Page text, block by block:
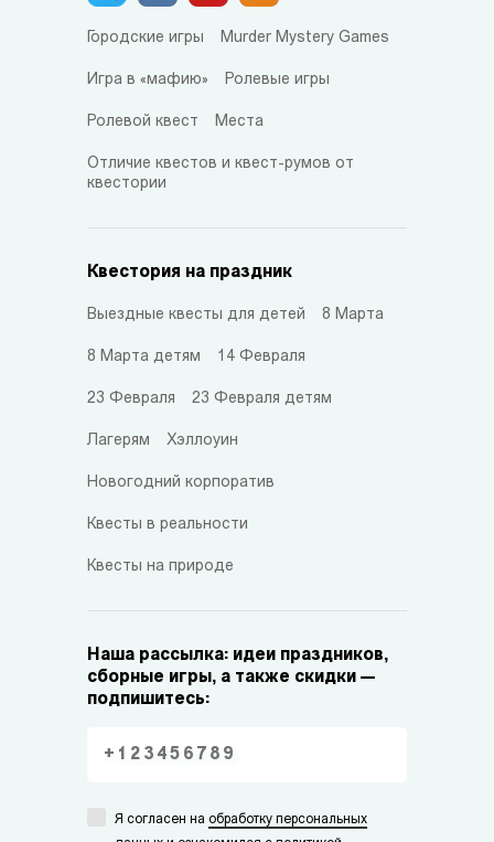
Городские игры Murder Mystery Games
Игра в «мафию» Ролевые игры
Ролевой квест Места
Отличие квестов и квест-румов от
квестории
Квестория на праздник
Выездные квесты для детей 8 Марта
8 Марта детям 14 Февраля
23 Февраля 23 Февраля детям
Лагерям Хэллоуин
Новогодний корпоратив
Квесты в реальности
Квесты на природе
Наша рассылка: идеи праздников,
сборные игры, а также скидки —
подпишитесь:
Я согласен на обработку персональных